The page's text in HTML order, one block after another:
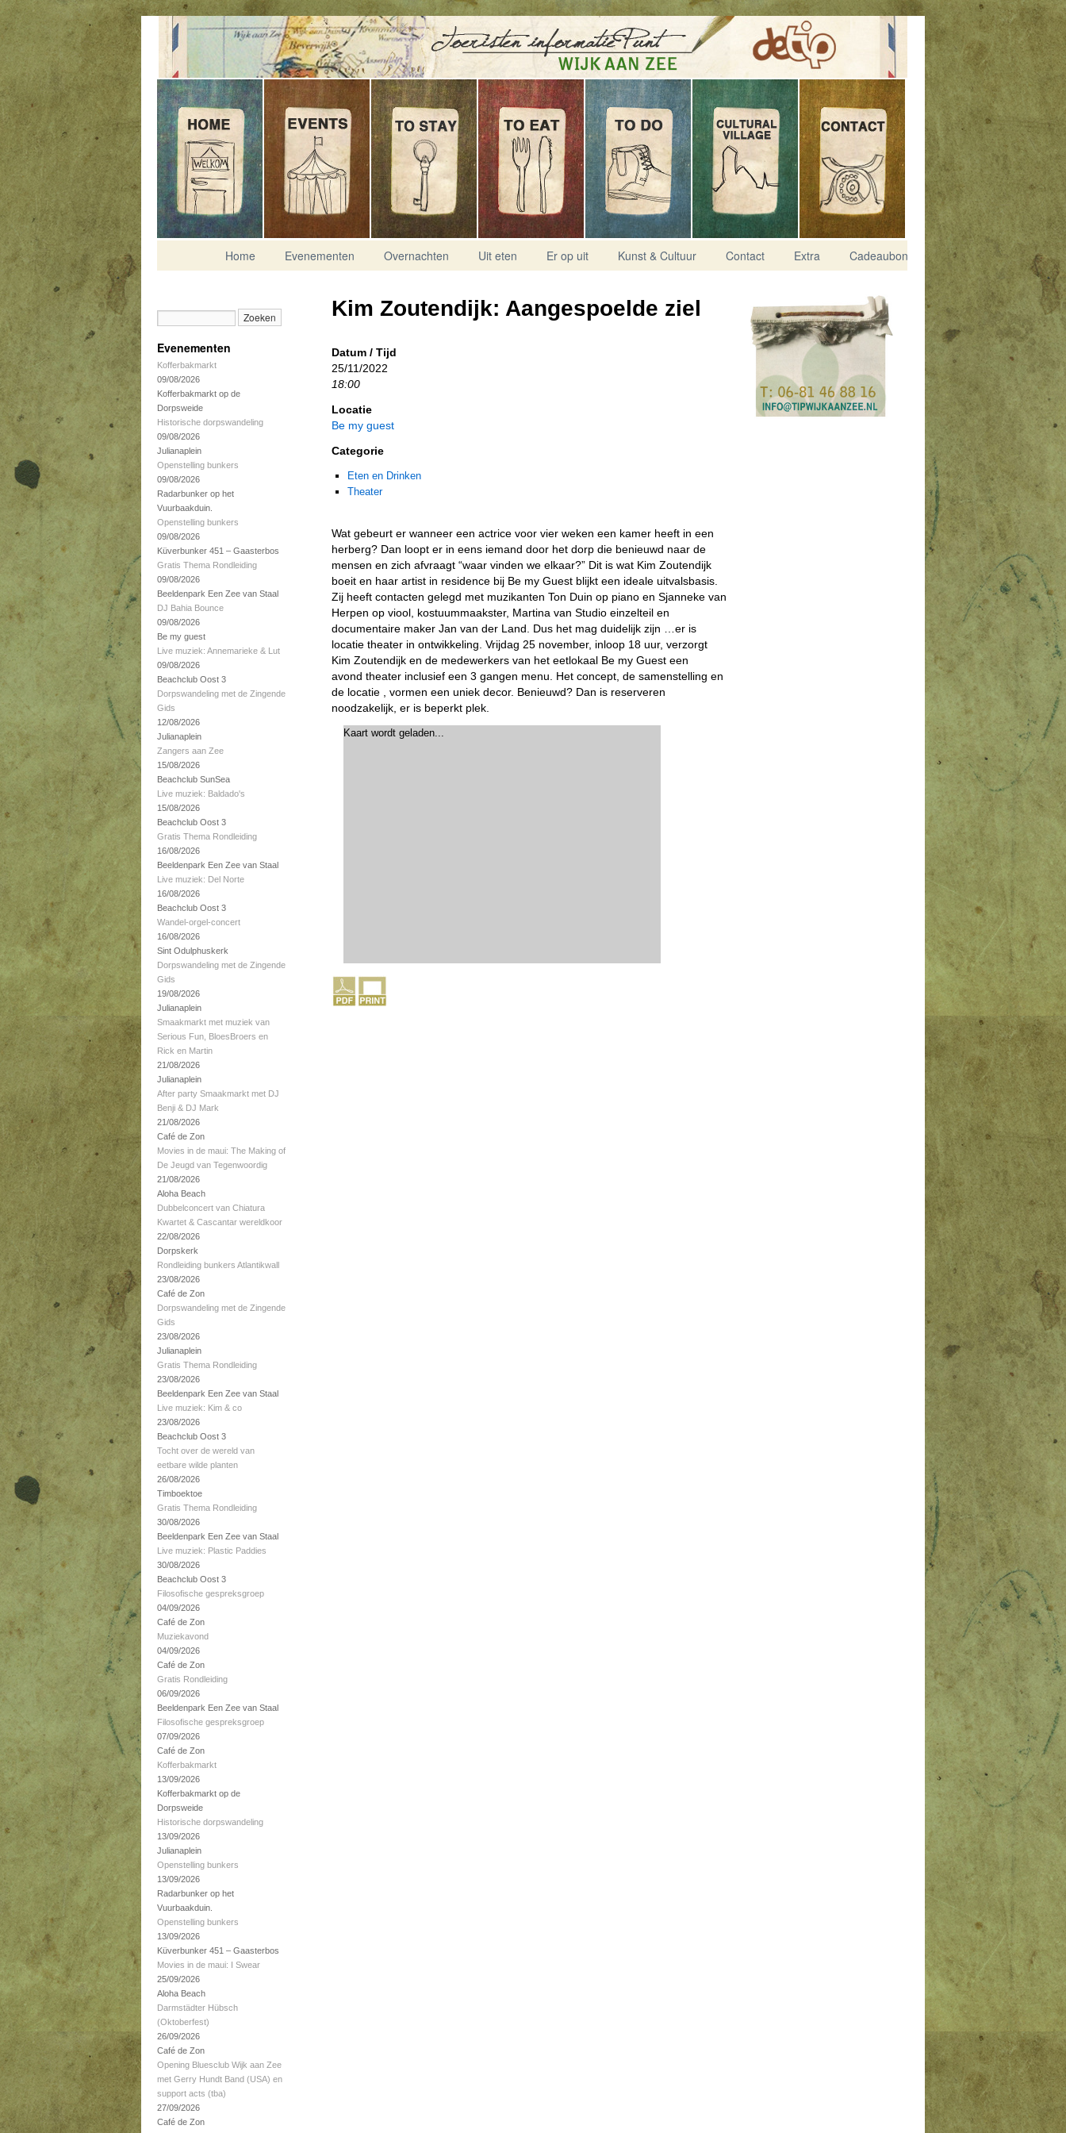
Contact
Home Evenementen Overnachten Uit eten Er op uit Kunst & Cultuur Contact Extra Cadeaubon
Evenementen
Kofferbakmarkt
09/08/2026
Kofferbakmarkt op de
Dorpsweide
Historische dorpswandeling
09/08/2026
Julianaplein
Openstelling bunkers
09/08/2026
Radarbunker op het
Vuurbaakduin.
Openstelling bunkers
09/08/2026
Küverbunker 451 – Gaasterbos
Gratis Thema Rondleiding
09/08/2026
Beeldenpark Een Zee van Staal
DJ Bahia Bounce
09/08/2026
Be my guest
Live muziek: Annemarieke & Lut
09/08/2026
Beachclub Oost 3
Dorpswandeling met de Zingende
Gids
12/08/2026
Julianaplein
Zangers aan Zee
15/08/2026
Beachclub SunSea
Live muziek: Baldado's
15/08/2026
Beachclub Oost 3
Gratis Thema Rondleiding
16/08/2026
Beeldenpark Een Zee van Staal
Live muziek: Del Norte
16/08/2026
Beachclub Oost 3
Wandel-orgel-concert
16/08/2026
Sint Odulphuskerk
Dorpswandeling met de Zingende
Gids
19/08/2026
Julianaplein
Smaakmarkt met muziek van
Serious Fun, BloesBroers en
Rick en Martin
21/08/2026
Julianaplein
After party Smaakmarkt met DJ
Benji & DJ Mark
21/08/2026
Café de Zon
Movies in de maui: The Making of
De Jeugd van Tegenwoordig
21/08/2026
Aloha Beach
Dubbelconcert van Chiatura
Kwartet & Cascantar wereldkoor
22/08/2026
Dorpskerk
Rondleiding bunkers Atlantikwall
23/08/2026
Café de Zon
Dorpswandeling met de Zingende
Gids
23/08/2026
Julianaplein
Gratis Thema Rondleiding
23/08/2026
Beeldenpark Een Zee van Staal
Live muziek: Kim & co
23/08/2026
Beachclub Oost 3
Tocht over de wereld van
eetbare wilde planten
26/08/2026
Timboektoe
Gratis Thema Rondleiding
30/08/2026
Beeldenpark Een Zee van Staal
Live muziek: Plastic Paddies
30/08/2026
Beachclub Oost 3
Filosofische gespreksgroep
04/09/2026
Café de Zon
Muziekavond
04/09/2026
Café de Zon
Gratis Rondleiding
06/09/2026
Beeldenpark Een Zee van Staal
Filosofische gespreksgroep
07/09/2026
Café de Zon
Kofferbakmarkt
13/09/2026
Kofferbakmarkt op de
Dorpsweide
Historische dorpswandeling
13/09/2026
Julianaplein
Openstelling bunkers
13/09/2026
Radarbunker op het
Vuurbaakduin.
Openstelling bunkers
13/09/2026
Küverbunker 451 – Gaasterbos
Movies in de maui: I Swear
25/09/2026
Aloha Beach
Darmstädter Hübsch
(Oktoberfest)
26/09/2026
Café de Zon
Opening Bluesclub Wijk aan Zee
met Gerry Hundt Band (USA) en
support acts (tba)
27/09/2026
Café de Zon
Kim Zoutendijk: Aangespoelde ziel
Datum / Tijd
25/11/2022
18:00
Locatie
Be my guest
Categorie
Eten en Drinken
Theater
Wat gebeurt er wanneer een actrice voor vier weken een kamer heeft in een
herberg? Dan loopt er in eens iemand door het dorp die benieuwd naar de
mensen en zich afvraagt “waar vinden we elkaar?” Dit is wat Kim Zoutendijk
boeit en haar artist in residence bij Be my Guest blijkt een ideale uitvalsbasis.
Zij heeft contacten gelegd met muzikanten Ton Duin op piano en Sjanneke van
Herpen op viool, kostuummaakster, Martina van Studio einzelteil en
documentaire maker Jan van der Land. Dus het mag duidelijk zijn …er is
locatie theater in ontwikkeling. Vrijdag 25 november, inloop 18 uur, verzorgt
Kim Zoutendijk en de medewerkers van het eetlokaal Be my Guest een
avond theater inclusief een 3 gangen menu. Het concept, de samenstelling en
de locatie , vormen een uniek decor. Benieuwd? Dan is reserveren
noodzakelijk, er is beperkt plek.
Kaart wordt geladen...